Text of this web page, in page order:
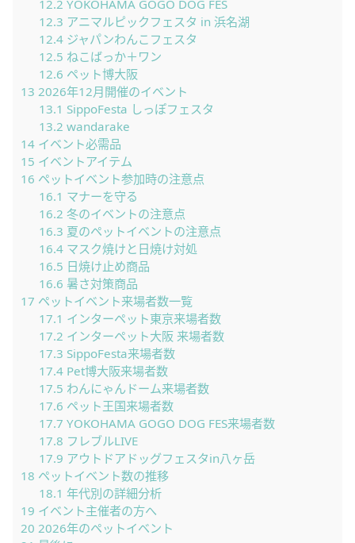
12.2 YOKOHAMA GOGO DOG FES
12.3 アニマルピックフェスタ in 浜名湖
12.4ジャパンわんこフェスタ
12.5 ねこばっか＋ワン
12.6 ペット博大阪
13 2026年12月開催のイベント
13.1 SippoFesta しっぽフェスタ
13.2 wandarake
14 イベント必需品
15 イベントアイテム
16 ペットイベント参加時の注意点
16.1 マナーを守る
16.2 冬のイベントの注意点
16.3 夏のペットイベントの注意点
16.4マスク焼けと日焼け対処
16.5 日焼け止め商品
16.6 暑さ対策商品
17 ペットイベント来場者数一覧
17.1 インターペット東京来場者数
17.2 インターペット大阪 来場者数
17.3 SippoFesta来場者数
17.4Pet博大阪来場者数
17.5 わんにゃんドーム来場者数
17.6 ペット王国来場者数
17.7 YOKOHAMA GOGO DOG FES来場者数
17.8 フレブルLIVE
17.9 アウトドアドッグフェスタin八ヶ岳
18 ペットイベント数の推移
18.1 年代別の詳細分析
19 イベント主催者の方へ
20 2026年のペットイベント